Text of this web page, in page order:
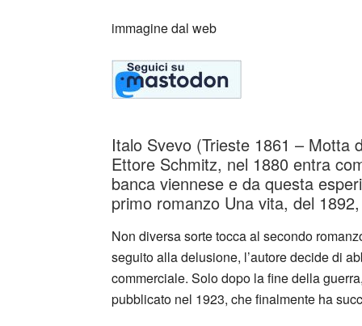
immagine dal web
Italo Svevo (Trieste 1861 – Motta
Ettore Schmitz, nel 1880 entra
banca viennese e da questa
primo romanzo Una vita, del
Non diversa sorte tocca al secondo
seguito alla delusione, l’autore decide di
commerciale. Solo dopo la fine della
pubblicato nel 1923, che finalmente ha